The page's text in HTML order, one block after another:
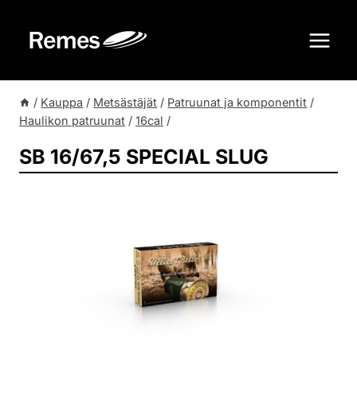
sisältöön
/ Kauppa / Metsästäjät / Patruunat ja komponentit /
Haulikon patruunat / 16cal /
SB 16/67,5 SPECIAL SLUG